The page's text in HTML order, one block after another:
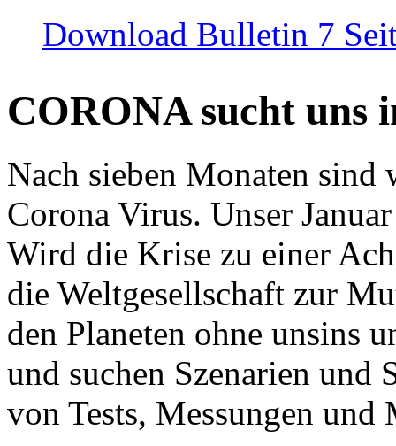
Download Bulletin 7
CORONA sucht uns
Nach sieben Monaten
Corona Virus. Unser
Wird die Krise zu einer
die Weltgesellschaft zur
den Planeten ohne unsins
und suchen Szenarien und
von Tests, Messungen und